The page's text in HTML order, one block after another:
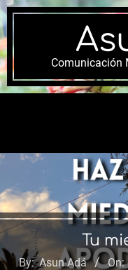
Skip
to
content
Tu
By: Asun Adá On: